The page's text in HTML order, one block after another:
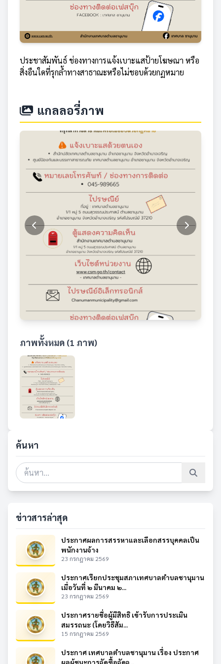
ประชาสัมพันธ์ ช่องทางการแจ้งเบาะแสป้ายโฆษณา หรือ
สิ่งอืนใดที่รุกล้ำทางสาธาณะหรือไม่ชอบด้วยกฏหมาย
แกลลอรี่ภาพ
ภาพทั้งหมด (1 ภาพ)
ค้นหา
ข่าวสารล่าสุด
ประกาศผลการสรรหาและเลือกสรรบุคคลเป็น
พนักงานจ้าง
23 กรกฎาคม 2569
ประกาศเรียกประชุมสภาเทศบาลตำบลชานุมาน
เมื่อวันที่ ๒ มีนาคม ๒...
23 กรกฎาคม 2569
ประกาศรายชื่อผู้มีสิทธิ เข้ารับการประเมิน
สมรรถนะ (โดยวิธีสัม...
15 กรกฎาคม 2569
ประกาศ เทศบาลตำบลชานุมาน เรื่อง ประกาศ
ผลผู้ชนะการจัดซื้อจัดจ...